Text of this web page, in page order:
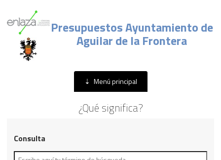
Presupuestos Ayuntamiento de
Aguilar de la Frontera
Menú principal
Menú principal
¿Qué significa?
Consulta